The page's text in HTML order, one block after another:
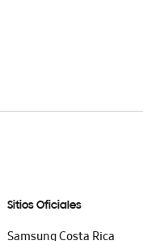
Sitios Oficiales